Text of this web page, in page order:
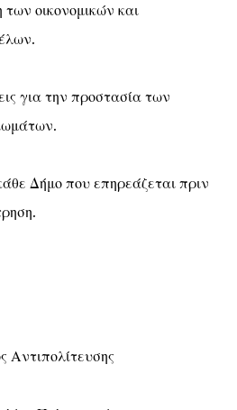
των οικονομικών και
για την προστασία των
Δήμο που επηρεάζεται πριν
Αντιπολίτευσης